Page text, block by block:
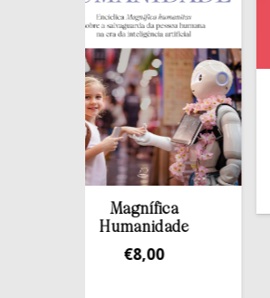
Magnífica
Humanidade